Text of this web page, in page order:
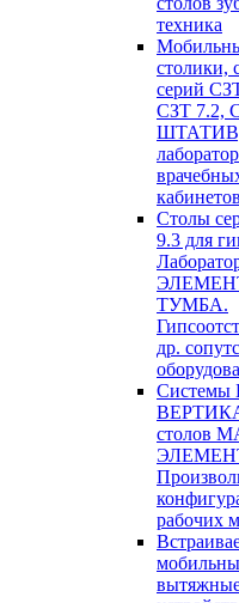
техника
столики,
серий
СЗТ 7.2,
кабинетов
Столы
9.3 для
ТУМБА.
др.
столов
рабочих